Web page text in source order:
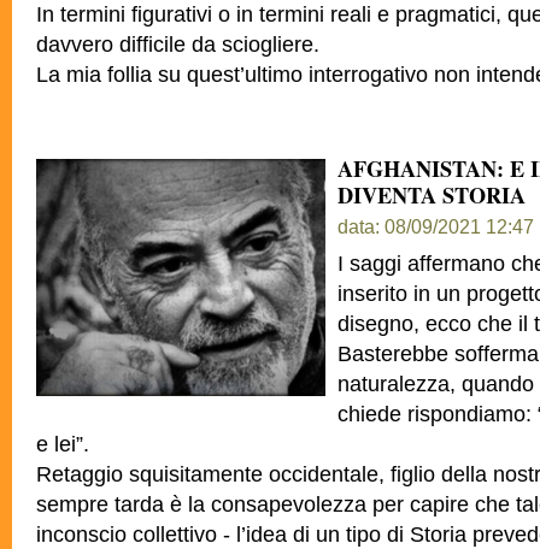
In termini figurativi o in termini reali e pragmatici,
davvero difficile da sciogliere.
La mia follia su quest’ultimo interrogativo non
AFGHANISTAN: E
DIVENTA STORIA
data: 08/09/2021 12:47
I saggi affermano
inserito in un
disegno, ecco che il
Basterebbe
naturalezza,
chiede rispondiamo:
e lei”.
Retaggio squisitamente occidentale, figlio della
sempre tarda è la consapevolezza per capire che
inconscio collettivo - l’idea di un tipo di Storia